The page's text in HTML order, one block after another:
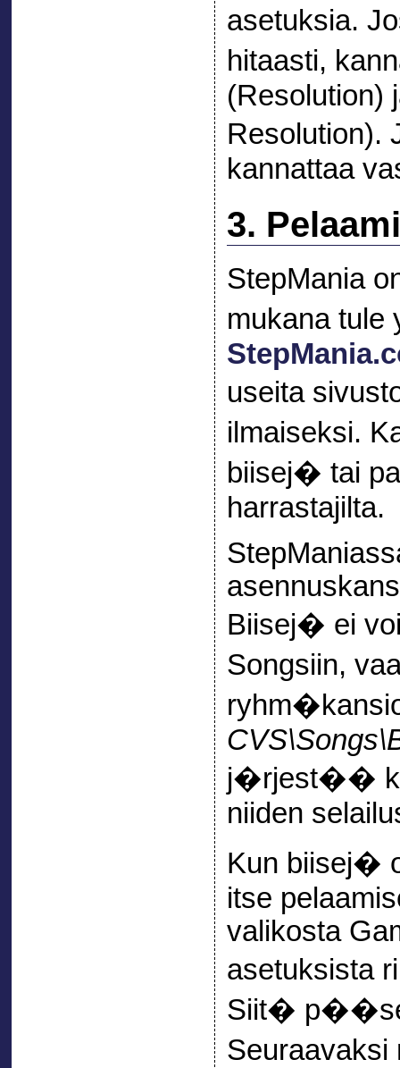
asetuksia.
hitaasti,
(Resolution)
kannattaa
3.
StepMania
mukana
useita
ilmaiseksi.
biisej� tai
harrastajilta.
Biisej� ei
Songsiin,
j�rjest��
niiden
Kun biisej�
itse
valikosta
asetuksista
Siit�